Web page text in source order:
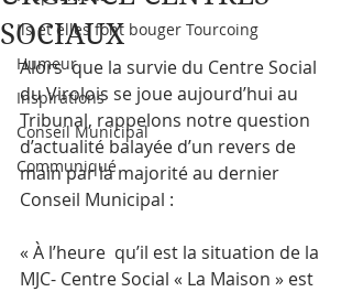
Ils et elles font bouger Tourcoing
Humeur
Inspirations
Conseil Municipal
Communiqué
SOCIAUX
Alors  que la survie du Centre Social
du Virolois se joue aujourd’hui au
Tribunal, rappelons notre question
d’actualité balayée d’un revers de
main par la majorité au dernier
Conseil Municipal :
« À l’heure  qu’il est la situation de la
MJC- Centre Social « La Maison » est